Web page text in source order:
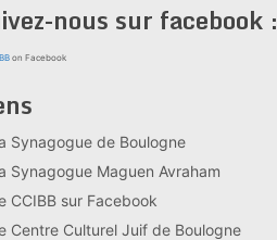
nous sur facebook :
on Facebook
Synagogue de Boulogne
Synagogue Maguen Avraham
CCIBB sur Facebook
Centre Culturel Juif de Boulogne